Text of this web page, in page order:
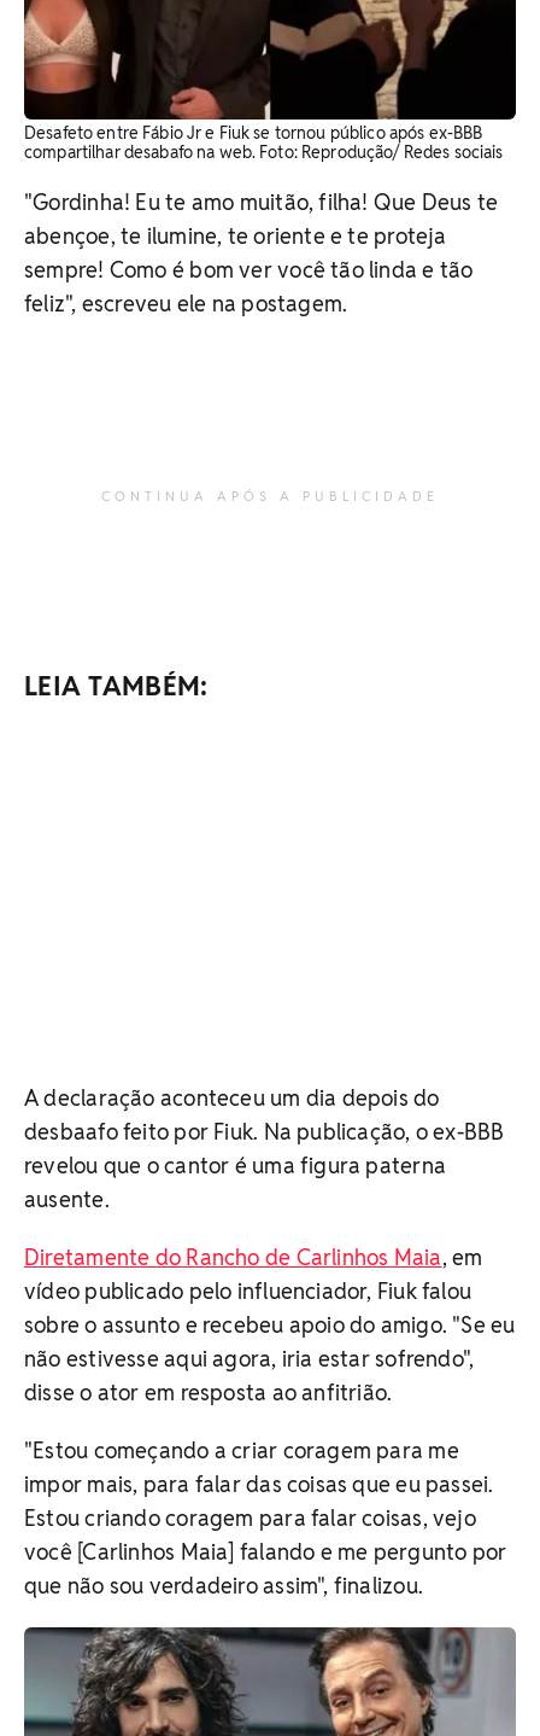
Desafeto entre Fábio Jr e Fiuk se tornou público após ex-BBB
compartilhar desabafo na web. Foto: Reprodução/ Redes sociais
"Gordinha! Eu te amo muitão, filha! Que Deus te
abençoe, te ilumine, te oriente e te proteja
sempre! Como é bom ver você tão linda e tão
feliz", escreveu ele na postagem.
CONTINUA APÓS A PUBLICIDADE
LEIA TAMBÉM:
A declaração aconteceu um dia depois do
desbaafo feito por Fiuk. Na publicação, o ex-BBB
revelou que o cantor é uma figura paterna
ausente.
Diretamente do Rancho de Carlinhos Maia, em
vídeo publicado pelo influenciador, Fiuk falou
sobre o assunto e recebeu apoio do amigo. "Se eu
não estivesse aqui agora, iria estar sofrendo",
disse o ator em resposta ao anfitrião.
"Estou começando a criar coragem para me
impor mais, para falar das coisas que eu passei.
Estou criando coragem para falar coisas, vejo
você [Carlinhos Maia] falando e me pergunto por
que não sou verdadeiro assim", finalizou.